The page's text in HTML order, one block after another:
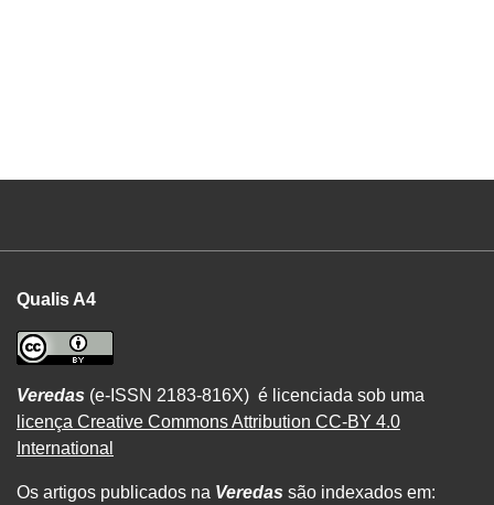
Qualis A4
Veredas (e-ISSN 2183-816X) é licenciada sob uma
licença Creative Commons Attribution CC-BY 4.0
International
Os artigos publicados na Veredas são indexados em: